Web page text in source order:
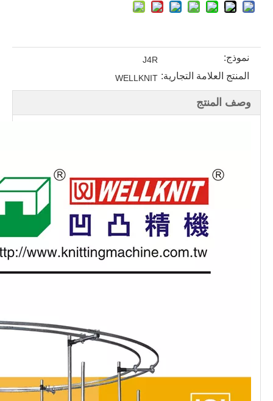
نموذج: J4R
المنتج العلامة التجارية: WELLKNIT
وصف المنتج